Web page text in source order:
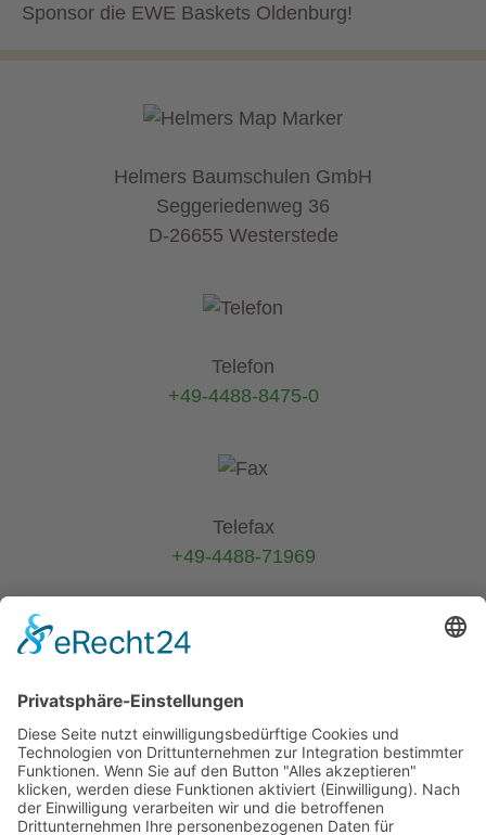
Sponsor die EWE Baskets Oldenburg!
Helmers Baumschulen GmbH
Seggeriedenweg 36
D-26655 Westerstede
Telefon
+49-4488-8475-0
Telefax
+49-4488-71969
info@helmers.de
Kein Pflanzenverkauf an Privatkunden-
Verkauf ausschließlich an Pflanzen-